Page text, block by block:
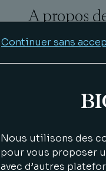
A propos
Vade est une
protègent les
notamment
et le
des FAI, des
Continuer sans
Nous utilisons des
pour vous proposer
avec d’autres